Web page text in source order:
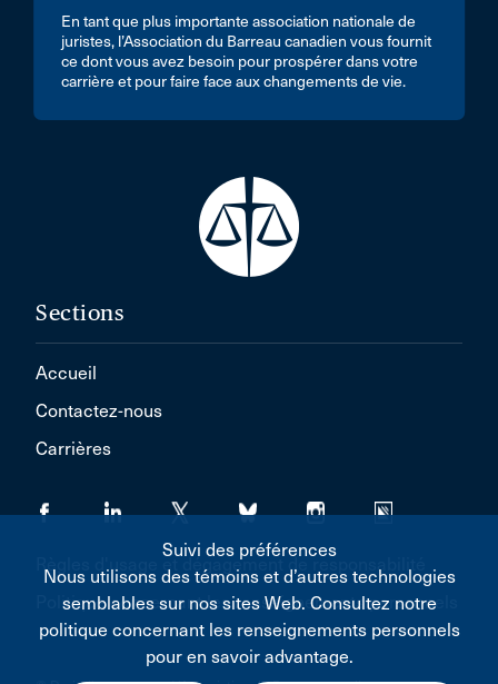
En tant que plus importante association nationale de
juristes, l’Association du Barreau canadien vous fournit
ce dont vous avez besoin pour prospérer dans votre
carrière et pour faire face aux changements de vie.
Sections
Accueil
Contactez-nous
Carrières
Règles d'usage et dégagement de responsabilité
Politique concernant les renseignements personnels
Suivi des préférences
Nous utilisons des témoins et d’autres technologies
semblables sur nos sites Web. Consultez notre
politique concernant les renseignements personnels
pour en savoir advantage.